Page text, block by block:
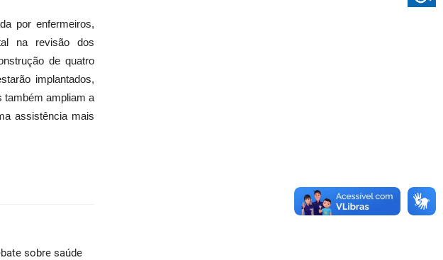
por enfermeiros,
na revisão dos
de quatro
implantados,
também ampliam a
assistência mais
sobre saúde